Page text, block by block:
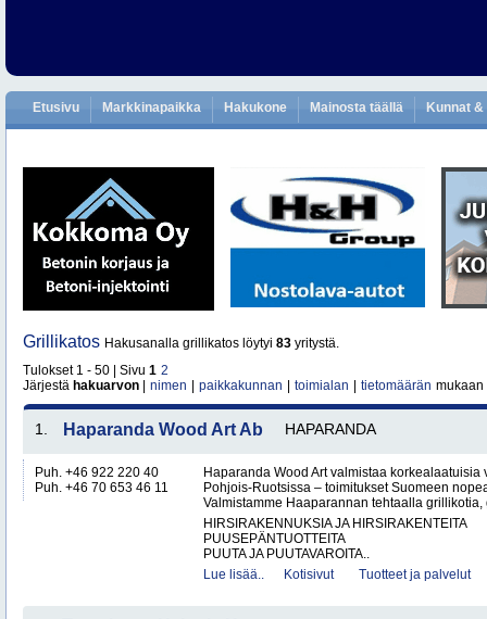
Etusivu Markkinapaikka Hakukone Mainosta täällä Kunnat
Grillikatos Hakusanalla grillikatos löytyi 83 yritystä.
Tulokset 1 - 50 | Sivu 1 2
Järjestä hakuarvon nimen paikkakunnan toimialan tietomäärän mukaan
1. Haparanda Wood Art Ab HAPARANDA
Puh. +46 922 220 40
Puh. +46 70 653 46 11
Haparanda Wood Art valmistaa
Pohjois-Ruotsissa – toimitukset Suomeen
Valmistamme Haaparannan tehtaalla grillikotia,
HIRSIRAKENNUKSIA JA HIRSIRAKENTEITA
PUUSEPÄNTUOTTEITA
PUUTA JA PUUTAVAROITA..
Lue lisää..
Kotisivut Tuotteet ja palvelut